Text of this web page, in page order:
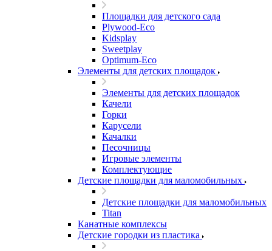
Площадки для детского сада
Plywood-Eco
Kidsplay
Sweetplay
Оptimum-Еco
Элементы для детских площадок
Элементы для детских площадок
Качели
Горки
Карусели
Качалки
Песочницы
Игровые элементы
Комплектующие
Детские площадки для маломобильных
Детские площадки для маломобильных
Titan
Канатные комплексы
Детские городки из пластика